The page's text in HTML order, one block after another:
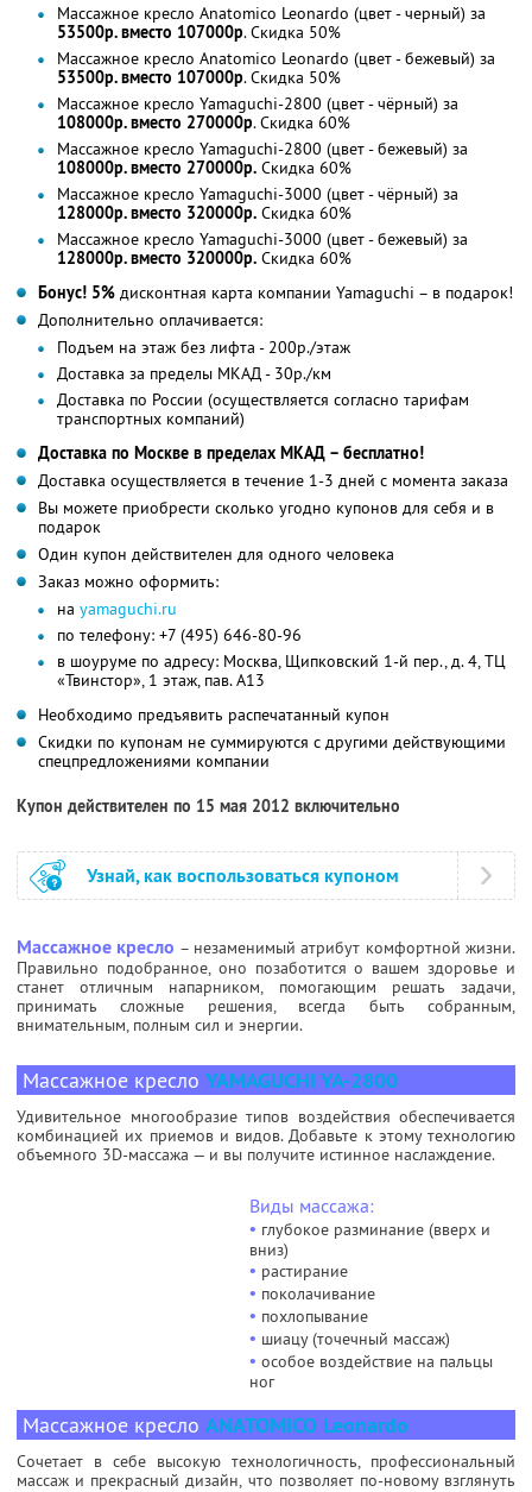
Массажное кресло Anatomico Leonardo (цвет - черный) за
53500р. вместо 107000р. Скидка 50%
Массажное кресло Anatomico Leonardo (цвет - бежевый) за
53500р. вместо 107000р. Скидка 50%
Массажное кресло Yamaguchi-2800 (цвет - чёрный) за
108000р. вместо 270000р. Скидка 60%
Массажное кресло Yamaguchi-2800 (цвет - бежевый) за
108000р. вместо 270000р. Скидка 60%
Массажное кресло Yamaguchi-3000 (цвет - чёрный) за
128000р. вместо 320000р. Скидка 60%
Массажное кресло Yamaguchi-3000 (цвет - бежевый) за
128000р. вместо 320000р. Скидка 60%
Бонус! 5% дисконтная карта компании Yamaguchi – в подарок!
Дополнительно оплачивается:
Подъем на этаж без лифта - 200р./этаж
Доставка за пределы МКАД - 30р./км
Доставка по России (осуществляется согласно тарифам
транспортных компаний)
Доставка по Москве в пределах МКАД – бесплатно!
Доставка осуществляется в течение 1-3 дней с момента заказа
Вы можете приобрести сколько угодно купонов для себя и в
подарок
Один купон действителен для одного человека
Заказ можно оформить:
на yamaguchi.ru
по телефону: +7 (495) 646-80-96
в шоуруме по адресу: Москва, Щипковский 1-й пер., д. 4, ТЦ
«Твинстор», 1 этаж, пав. A13
Необходимо предъявить распечатанный купон
Скидки по купонам не суммируются с другими действующими
спецпредложениями компании
Купон действителен по 15 мая 2012 включительно
Узнай, как воспользоваться купоном
Массажное кресло – незаменимый атрибут комфортной жизни.
Правильно подобранное, оно позаботится о вашем здоровье и
станет отличным напарником, помогающим решать задачи,
принимать сложные решения, всегда быть собранным,
внимательным, полным сил и энергии.
Массажное кресло YAMAGUCHI YA-2800
Удивительное многообразие типов воздействия обеспечивается
комбинацией их приемов и видов. Добавьте к этому технологию
объемного 3D-массажа — и вы получите истинное наслаждение.
Виды массажа:
• глубокое разминание (вверх и
вниз)
• растирание
• поколачивание
• похлопывание
• шиацу (точечный массаж)
• особое воздействие на пальцы
ног
Массажное кресло ANATOMICO Leonardo
Сочетает в себе высокую технологичность, профессиональный
массаж и прекрасный дизайн, что позволяет по-новому взглянуть